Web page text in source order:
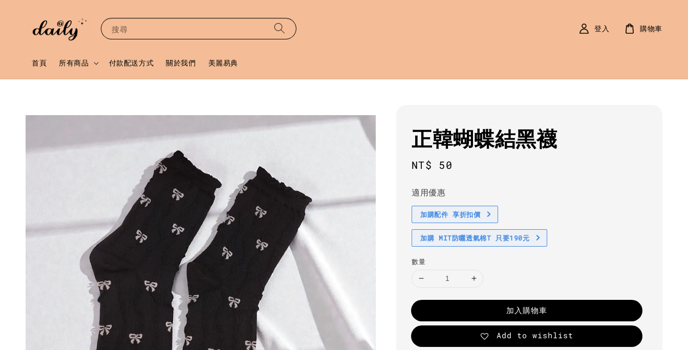
搜尋
首頁 所有商品 付款配送方式 關於我們 美麗易典
登入 購物車
正韓蝴蝶結黑襪
Regular
NT$ 50
適用優惠
加購配件 享折扣價
加購 MIT防曬透氣棉T 只要190元
數量
加入購物車
Add to wishlist